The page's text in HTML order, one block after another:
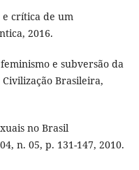
e crítica de um
2016.
e subversão da
Brasileira,
no Brasil
n. 05, p. 131-147, 2010.